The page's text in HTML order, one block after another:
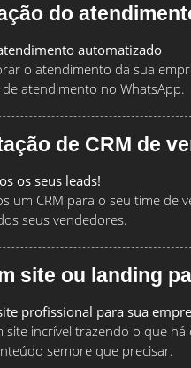
do
automatizado
o atendimento da sua
atendimento no WhatsApp.
de CRM de
os seus leads!
um CRM para o seu time de
seus vendedores.
site ou landing
profissional para sua
site incrível trazendo o que
sempre que precisar.